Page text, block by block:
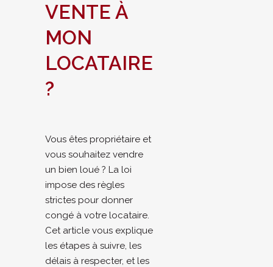
VENTE À
MON
LOCATAIRE
?
Vous êtes propriétaire et
vous souhaitez vendre
un bien loué ? La loi
impose des règles
strictes pour donner
congé à votre locataire.
Cet article vous explique
les étapes à suivre, les
délais à respecter, et les